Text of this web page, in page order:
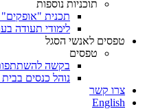
תוכניות נוספות
תכנית "אופקים"
לימודי תעודה
טפסים לאנשי הסגל
טפסים
בקשה
נוהל כנסים
צרו קשר
English